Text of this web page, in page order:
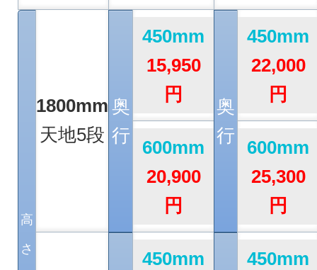
高
さ
1800mm
天地5段
奥
行
450mm
15,950
円
奥
行
450mm
22,000
円
600mm
20,900
円
600mm
25,300
円
450mm
450mm